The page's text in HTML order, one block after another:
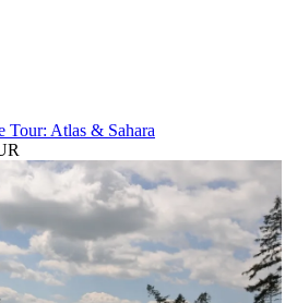
Tour: Atlas & Sahara